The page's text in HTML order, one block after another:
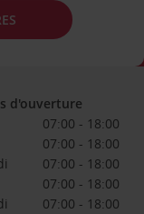
d'ouverture
07:00 - 18:00
07:00 - 18:00
07:00 - 18:00
07:00 - 18:00
07:00 - 18:00